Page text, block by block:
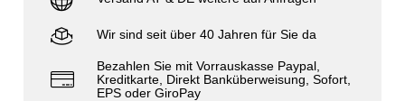
Wir sind seit über 40 Jahren für Sie da
Bezahlen Sie mit Vorrauskasse Paypal,
Kreditkarte, Direkt Banküberweisung, Sofort,
EPS oder GiroPay